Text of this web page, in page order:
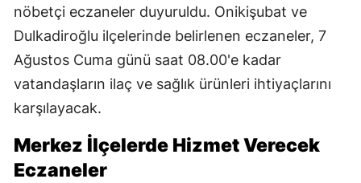
nöbetçi eczaneler duyuruldu. Onikişubat ve
Dulkadiroğlu ilçelerinde belirlenen eczaneler, 7
Ağustos Cuma günü saat 08.00'e kadar
vatandaşların ilaç ve sağlık ürünleri ihtiyaçlarını
karşılayacak.
Merkez İlçelerde Hizmet Verecek
Eczaneler